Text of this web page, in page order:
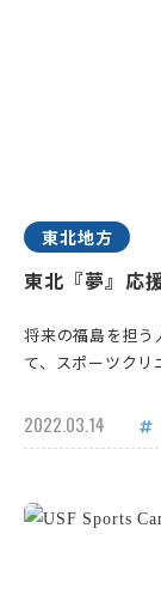
東北地方
東北『夢』応
将来の福島を担
て、スポーツクリ
2022.03.14